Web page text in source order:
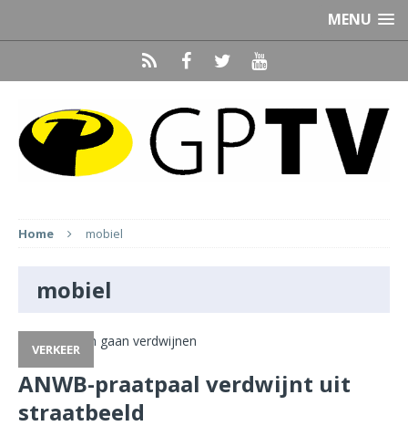
MENU
Home mobiel
mobiel
VERKEER
ANWB-praatpaal verdwijnt uit
straatbeeld